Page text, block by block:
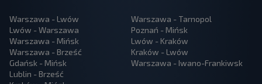
Warszawa - Lwów
Lwów - Warszawa
Warszawa - Mińsk
Warszawa - Brześć
Gdańsk - Mińsk
Lublin - Brześć
Warszawa - Tarnopol
Poznań - Mińsk
Lwów - Kraków
Kraków - Lwów
Warszawa - Iwano-Frankiwsk